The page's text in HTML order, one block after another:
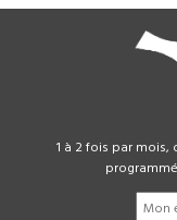
1 à 2 fois par